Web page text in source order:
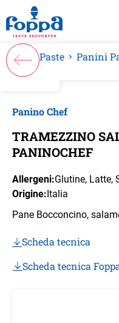
principale
Paste Panini
Panino Chef
TRAMEZZINO
PANINOCHEF
Allergeni:Glutine, Latte,
Origine:Italia
Pane Bocconcino,
Scheda tecnica
Scheda tecnica